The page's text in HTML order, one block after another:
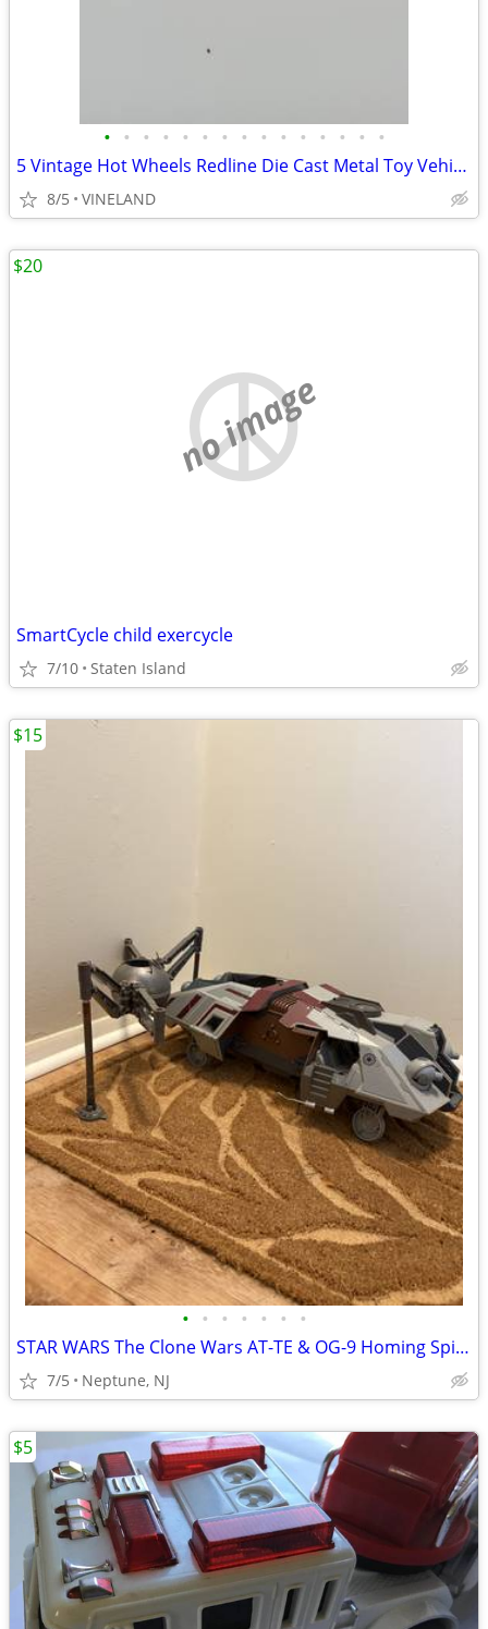
• • • • • • • • • • • • • • •
5 Vintage Hot Wheels Redline Die Cast Metal Toy Vehicles
8/5 VINELAND
no image
SmartCycle child exercycle
7/10 Staten Island
$20
• • • • • • •
STAR WARS The Clone Wars AT-TE & OG-9 Homing Spider Droid - INCOMPLETE
7/5 Neptune, NJ
$15
$5